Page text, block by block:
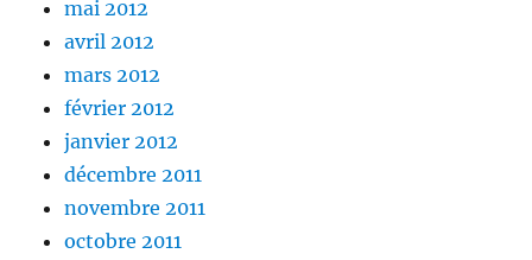
mai 2012
avril 2012
mars 2012
février 2012
janvier 2012
décembre 2011
novembre 2011
octobre 2011